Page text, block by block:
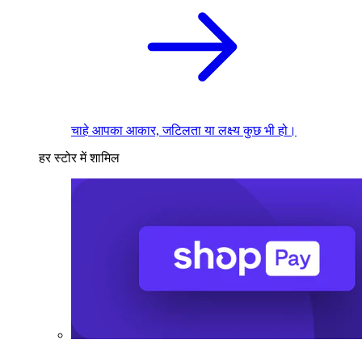
चाहे आपका आकार, जटिलता या लक्ष्य कुछ भी हो।
हर स्टोर में शामिल